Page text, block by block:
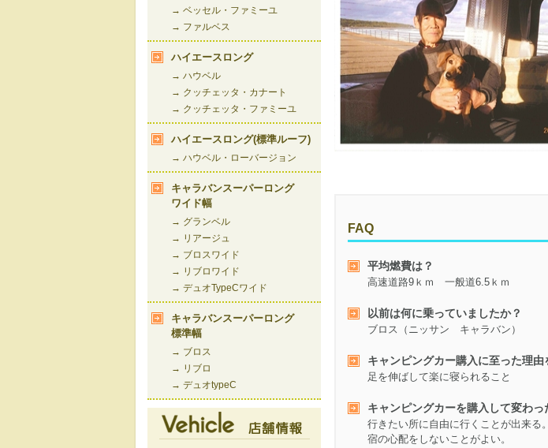
FAQ
平均燃費は？
高速道路9ｋｍ 一般道6.5ｋｍ
以前は何に乗っていましたか？
ブロス（ニッサン キャラバン）
キャンピングカー購入に至った理由
足を伸ばして楽に寝られること
キャンピングカーを購入して変わっ
行きたい所に自由に行くことが出来る。
宿の心配をしないことがよい。
→ ベッセル・ファミーユ
→ ファルベス
ハイエースロング
→ ハウベル
→ クッチェッタ・カナート
→ クッチェッタ・ファミーユ
ハイエースロング(標準ルーフ)
→ ハウベル・ローバージョン
キャラバンスーパーロング
ワイド幅
→ グランベル
→ リアージュ
→ ブロスワイド
→ リブロワイド
→ デュオTypeCワイド
キャラバンスーパーロング
標準幅
→ ブロス
→ リブロ
→ デュオtypeC